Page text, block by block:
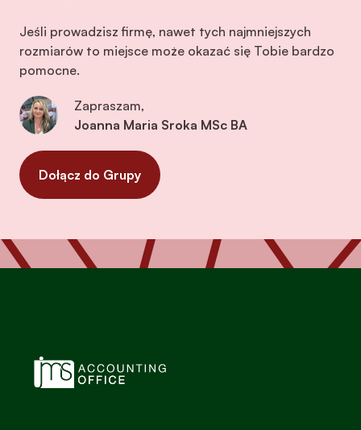
Jeśli prowadzisz firmę, nawet tych najmniejszych
rozmiarów to miejsce może okazać się Tobie bardzo
pomocne.
Zapraszam,
Joanna Maria Sroka MSc BA
Dołącz do Grupy